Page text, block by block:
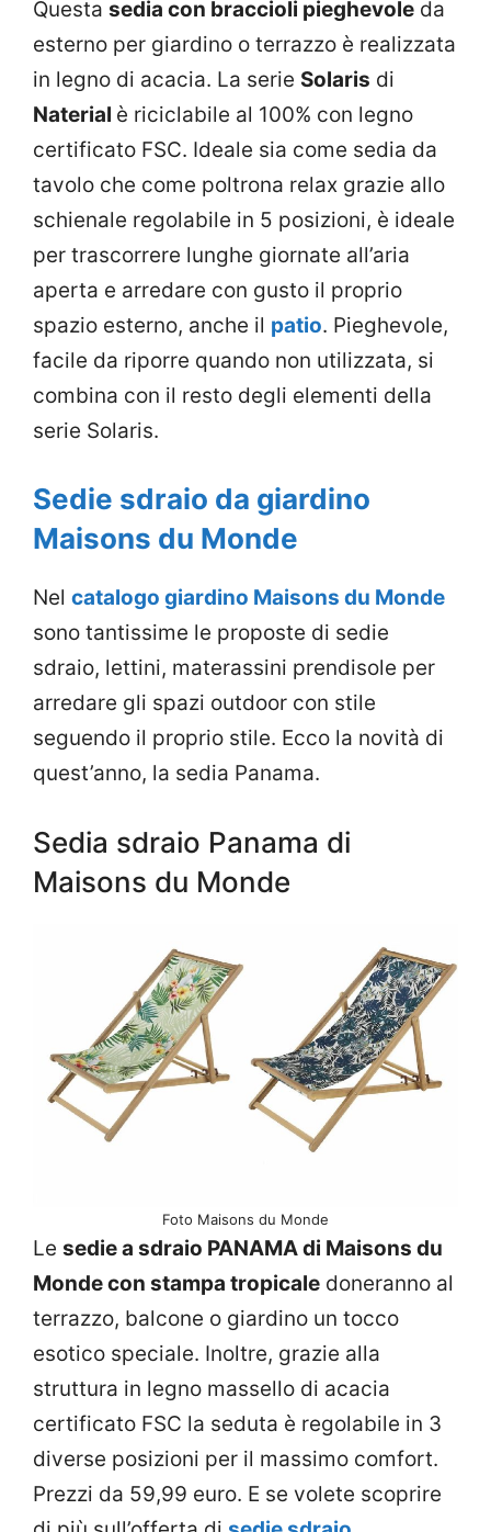
Questa sedia con braccioli pieghevole da
esterno per giardino o terrazzo è realizzata
in legno di acacia. La serie Solaris di
Naterial è riciclabile al 100% con legno
certificato FSC. Ideale sia come sedia da
tavolo che come poltrona relax grazie allo
schienale regolabile in 5 posizioni, è ideale
per trascorrere lunghe giornate all’aria
aperta e arredare con gusto il proprio
spazio esterno, anche il patio. Pieghevole,
facile da riporre quando non utilizzata, si
combina con il resto degli elementi della
serie Solaris.
Sedie sdraio da giardino
Maisons du Monde
Nel catalogo giardino Maisons du Monde
sono tantissime le proposte di sedie
sdraio, lettini, materassini prendisole per
arredare gli spazi outdoor con stile
seguendo il proprio stile. Ecco la novità di
quest’anno, la sedia Panama.
Sedia sdraio Panama di
Maisons du Monde
Foto Maisons du Monde
Le sedie a sdraio PANAMA di Maisons du
Monde con stampa tropicale doneranno al
terrazzo, balcone o giardino un tocco
esotico speciale. Inoltre, grazie alla
struttura in legno massello di acacia
certificato FSC la seduta è regolabile in 3
diverse posizioni per il massimo comfort.
Prezzi da 59,99 euro. E se volete scoprire